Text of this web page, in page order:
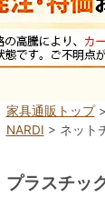
家具通販トップ>
NARDI > ネッ
プラスチッ